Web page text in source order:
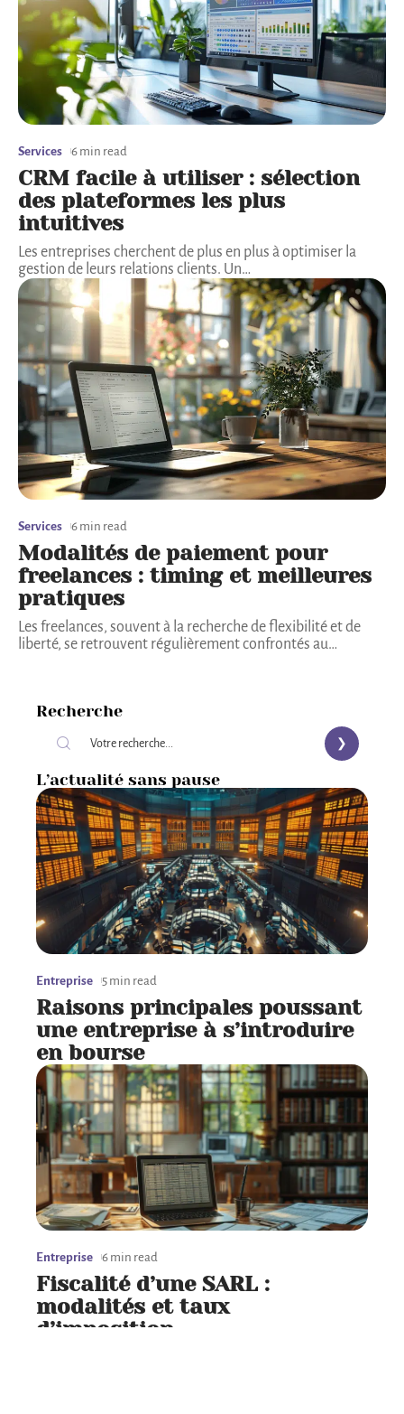
Services 6 min read
CRM facile à utiliser : sélection
des plateformes les plus
intuitives
Les entreprises cherchent de plus en plus à optimiser la
gestion de leurs relations clients. Un…
Services 6 min read
Modalités de paiement pour
freelances : timing et meilleures
pratiques
Les freelances, souvent à la recherche de flexibilité et de
liberté, se retrouvent régulièrement confrontés au…
Recherche
L’actualité sans pause
Entreprise 5 min read
Raisons principales poussant
une entreprise à s’introduire
en bourse
Entreprise 6 min read
Fiscalité d’une SARL :
modalités et taux
d’imposition